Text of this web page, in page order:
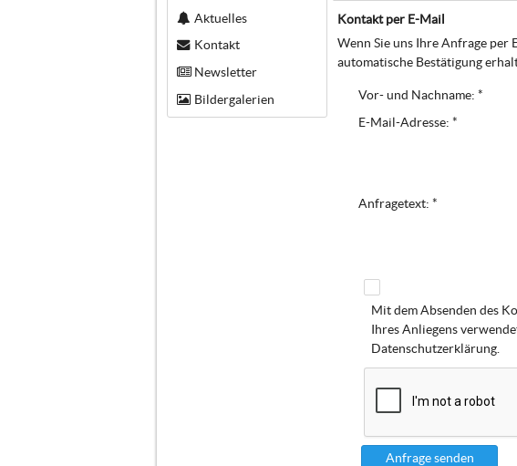
Aktuelles
Kontakt
Newsletter
Bildergalerien
Kontakt per E-Mail
Wenn Sie uns Ihre Anfrage per
automatische Bestätigung
Mit dem Absenden des
Ihres Anliegens
Datenschutzerklärung.
Anfrage senden
Vor- und Nachname: *
E-Mail-Adresse: *
Anfragetext: *